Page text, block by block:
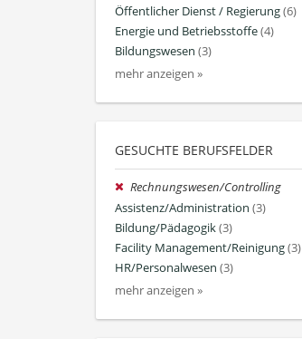
Öffentlicher Dienst / Regierung(6)
Energie und Betriebsstoffe(4)
Bildungswesen (3)
mehr anzeigen »
GESUCHTE BERUFSFELDER
Rechnungswesen/Controlling
Assistenz/Administration (3)
Bildung/Pädagogik(3)
Facility Management/Reinigung(3)
HR/Personalwesen (3)
mehr anzeigen »